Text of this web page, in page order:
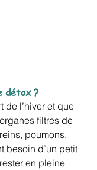
détox ?
de l’hiver et que
filtres de
poumons,
besoin d’un petit
en pleine